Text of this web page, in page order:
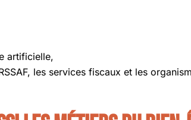
artificielle,
les services fiscaux et les